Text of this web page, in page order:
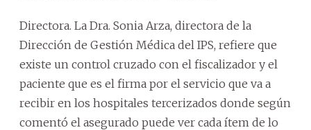
Directora. La Dra. Sonia Arza, directora de la
Dirección de Gestión Médica del IPS, refiere que
existe un control cruzado con el fiscalizador y el
paciente que es el firma por el servicio que va a
recibir en los hospitales tercerizados donde según
comentó el asegurado puede ver cada ítem de lo